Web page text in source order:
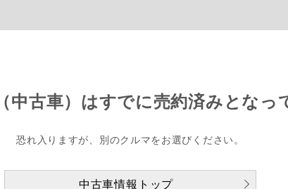
中古車）はすでに売約済みとなっ
恐れ入りますが、別のクルマをお選びください。
中古車情報トップ